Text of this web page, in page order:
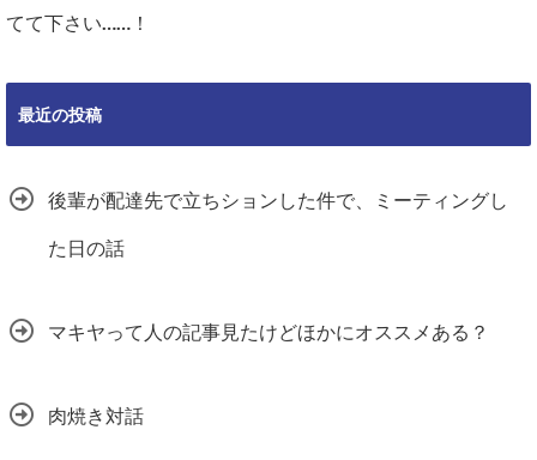
てて下さい……！
最近の投稿
後輩が配達先で立ちションした件で、ミーティングし
た日の話
マキヤって人の記事見たけどほかにオススメある？
肉焼き対話